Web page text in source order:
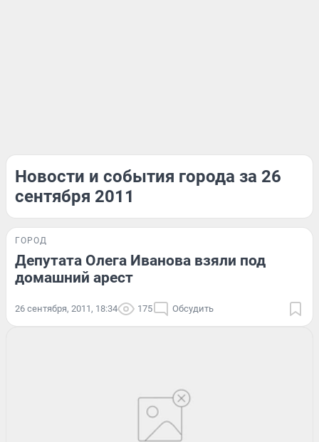
Новости и события города за 26
сентября 2011
ГОРОД
Депутата Олега Иванова взяли под
домашний арест
26 сентября, 2011, 18:34 175 Обсудить